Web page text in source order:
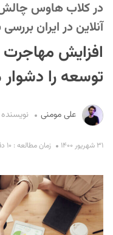
در کلاب هاوس
آنلاین در ایران
افزایش مهاجرت
توسعه را
علی مومنی
۳۱ شهریور ۱۴۰۰ زمان مطالعه : ۱۰ دقیقه